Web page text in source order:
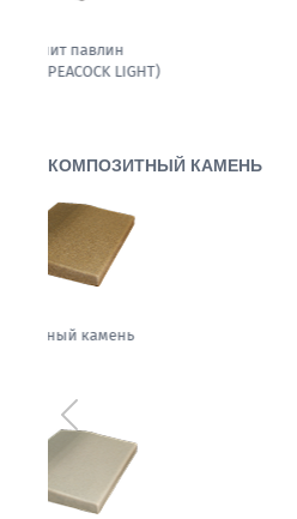
КОМПОЗИТНЫЙ КАМЕНЬ
Предыдущий